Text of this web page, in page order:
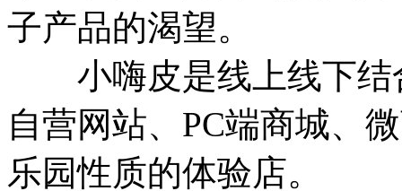
子产品的渴望。
小嗨皮是线上线下结
自营网站、PC端商城、
乐园性质的体验店。